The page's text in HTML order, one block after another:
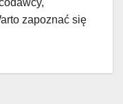
zapoznać się